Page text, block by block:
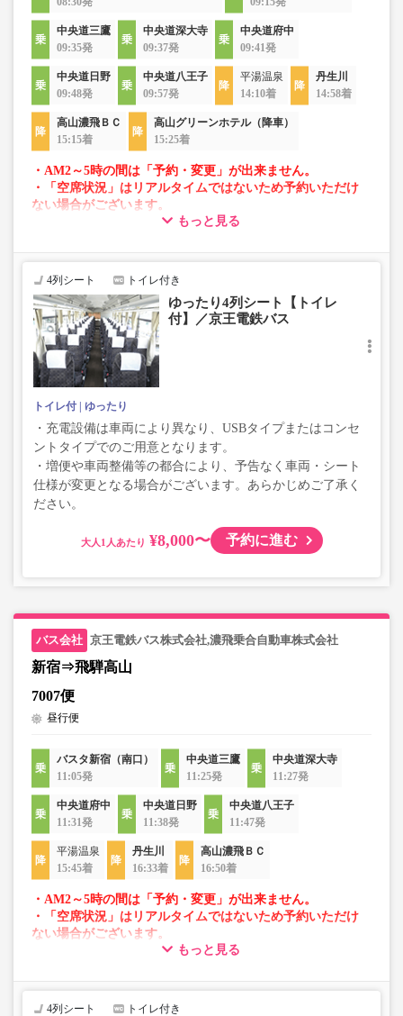
中央道三鷹
09:35発
中央道深大寺
09:37発
中央道府中
09:41発
中央道日野
09:48発
中央道八王子
09:57発
平湯温泉
14:10着
丹生川
14:58着
高山濃飛ＢＣ
15:15着
高山グリーンホテル（降車）
15:25着
・AM2～5時の間は「予約・変更」が出来ません。
・「空席状況」はリアルタイムではないため予約いただけ
ない場合がございます。
・車両は予告なく変更となる場合がございます。これに伴
で、あらかじめご了承ください。
もっと見る
4列シート トイレ付き
ゆったり4列シート【トイレ
付】／京王電鉄バス
トイレ付 ゆったり
・充電設備は車両により異なり、USBタイプまたはコンセ
ントタイプでのご用意となります。
・増便や車両整備等の都合により、予告なく車両・シート
仕様が変更となる場合がございます。あらかじめご了承く
ださい。
大人 ¥8,000〜 予約に進む
京王電鉄バス株式会社,濃飛乗合自動車株式会社
新宿⇒飛騨高山
7007便
昼行便
バスタ新宿（南口）
11:05発
中央道三鷹
11:25発
中央道深大寺
11:27発
中央道府中
11:31発
中央道日野
11:38発
中央道八王子
11:47発
平湯温泉
15:45着
丹生川
16:33着
高山濃飛ＢＣ
16:50着
・AM2～5時の間は「予約・変更」が出来ません。
・「空席状況」はリアルタイムではないため予約いただけ
ない場合がございます。
・車両は予告なく変更となる場合がございます。これに伴
で、あらかじめご了承ください。
もっと見る
4列シート トイレ付き